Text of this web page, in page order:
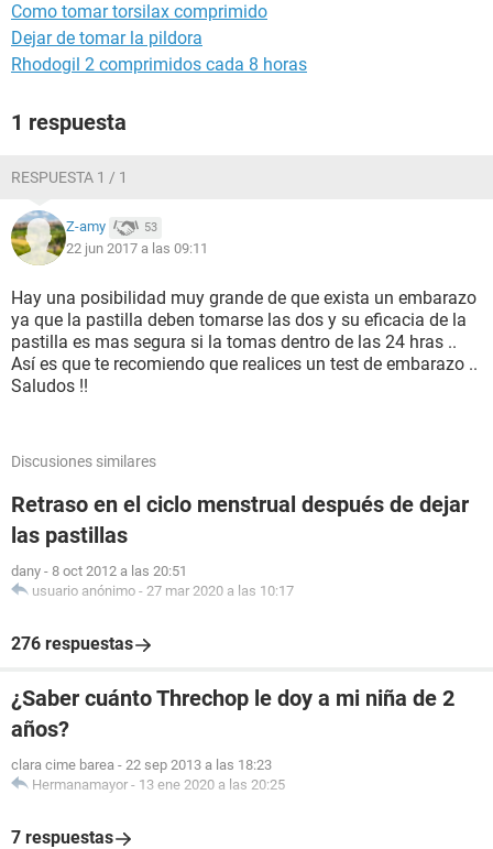
Como tomar torsilax comprimido
Dejar de tomar la pildora
Rhodogil 2 comprimidos cada 8 horas
1 respuesta
RESPUESTA 1 / 1
Z-amy 53
22 jun 2017 a las 09:11
Hay una posibilidad muy grande de que exista un embarazo
ya que la pastilla deben tomarse las dos y su eficacia de la
pastilla es mas segura si la tomas dentro de las 24 hras ..
Así es que te recomiendo que realices un test de embarazo ..
Saludos !!
Discusiones similares
Retraso en el ciclo menstrual después de dejar
las pastillas
dany - 8 oct 2012 a las 20:51
usuario anónimo - 27 mar 2020 a las 10:17
276 respuestas
¿Saber cuánto Threchop le doy a mi niña de 2
años?
clara cime barea - 22 sep 2013 a las 18:23
Hermanamayor - 13 ene 2020 a las 20:25
7 respuestas